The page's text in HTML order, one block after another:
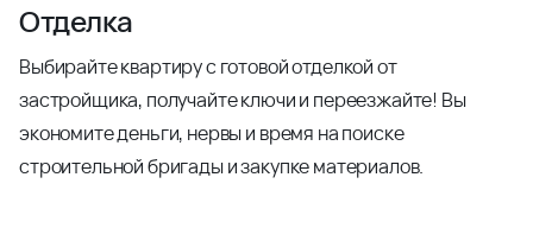
Отделка
Выбирайте квартиру с готовой отделкой от
застройщика, получайте ключи и переезжайте! Вы
экономите деньги, нервы и время на поиске
строительной бригады и закупке материалов.